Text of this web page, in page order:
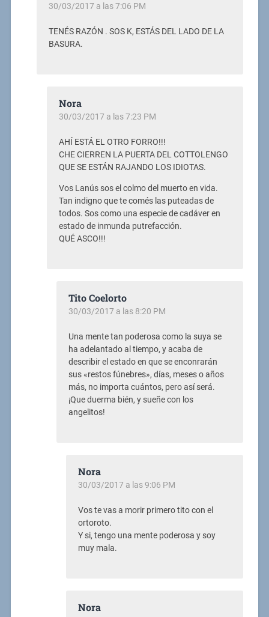
30/03/2017 a las 7:06 PM
TENÉS RAZÓN . SOS K, ESTÁS DEL LADO DE LA
BASURA.
Nora
30/03/2017 a las 7:23 PM
AHÍ ESTÁ EL OTRO FORRO!!!
CHE CIERREN LA PUERTA DEL COTTOLENGO
QUE SE ESTÁN RAJANDO LOS IDIOTAS.
Vos Lanús sos el colmo del muerto en vida.
Tan indigno que te comés las puteadas de
todos. Sos como una especie de cadáver en
estado de inmunda putrefacción.
QUÉ ASCO!!!
Tito Coelorto
30/03/2017 a las 8:20 PM
Una mente tan poderosa como la suya se
ha adelantado al tiempo, y acaba de
describir el estado en que se enconrarán
sus «restos fúnebres», días, meses o años
más, no importa cuántos, pero así será.
¡Que duerma bién, y sueñe con los
angelitos!
Nora
30/03/2017 a las 9:06 PM
Vos te vas a morir primero tito con el
ortoroto.
Y si, tengo una mente poderosa y soy
muy mala.
Nora